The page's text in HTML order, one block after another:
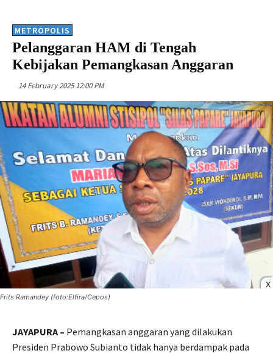
METROPOLIS
Pelanggaran HAM di Tengah
Kebijakan Pemangkasan Anggaran
14 February 2025 12:00 PM
X
Frits Ramandey (foto:Elfira/Cepos)
JAYAPURA – Pemangkasan anggaran yang dilakukan
Presiden Prabowo Subianto tidak hanya berdampak pada